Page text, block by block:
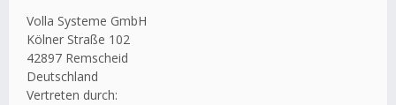
Volla Systeme GmbH
Kölner Straße 102
42897 Remscheid
Deutschland
Vertreten durch: